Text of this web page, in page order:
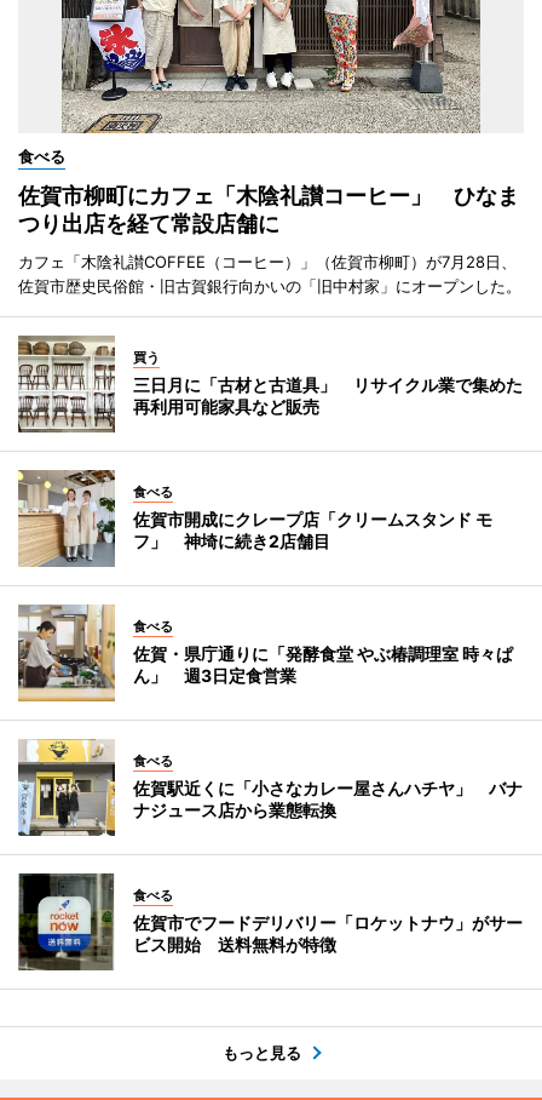
食べる
佐賀市柳町にカフェ「木陰礼讃コーヒー」 ひなま
つり出店を経て常設店舗に
カフェ「木陰礼讃COFFEE（コーヒー）」（佐賀市柳町）が7月28日、
佐賀市歴史民俗館・旧古賀銀行向かいの「旧中村家」にオープンした。
買う
三日月に「古材と古道具」 リサイクル業で集めた
再利用可能家具など販売
食べる
佐賀市開成にクレープ店「クリームスタンド モ
フ」 神埼に続き2店舗目
食べる
佐賀・県庁通りに「発酵食堂 やぶ椿調理室 時々ぱ
ん」 週3日定食営業
食べる
佐賀駅近くに「小さなカレー屋さんハチヤ」 バナ
ナジュース店から業態転換
食べる
佐賀市でフードデリバリー「ロケットナウ」がサー
ビス開始 送料無料が特徴
もっと見る